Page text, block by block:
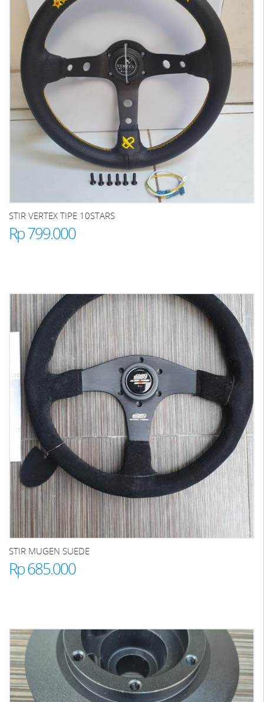
STIR VERTEX TIPE 10STARS
Rp 799.000
STIR MUGEN SUEDE
Rp 685.000